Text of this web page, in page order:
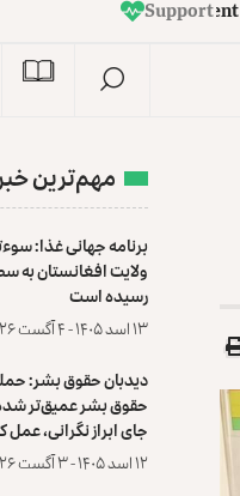
t
n
e
d
n
e
p
e
d
n
ISupport
مهم‌ترین
ولایت افغانستان به
رسیده است
۱۳ اسد ۱۴۰۵ - ۴ آگست ۲۰۲۶
دیدبان حقوق بشر:
حقوق بشر عمیق‌تر
جای ابراز نگرانی، عمل
۱۲ اسد ۱۴۰۵ - ۳ آگست ۲۰۲۶